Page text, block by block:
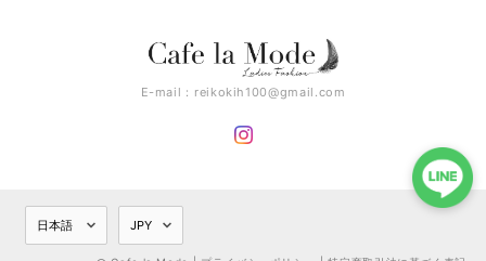
E-mail： reikokih100@gmail.com